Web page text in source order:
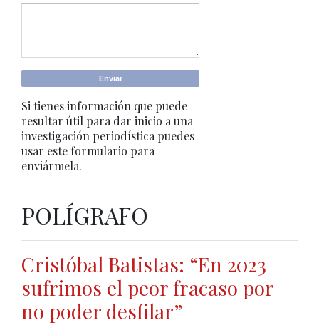
Si tienes información que puede
resultar útil para dar inicio a una
investigación periodística puedes
usar este formulario para
enviármela.
POLÍGRAFO
Cristóbal Batistas: “En 2023
sufrimos el peor fracaso por
no poder desfilar”